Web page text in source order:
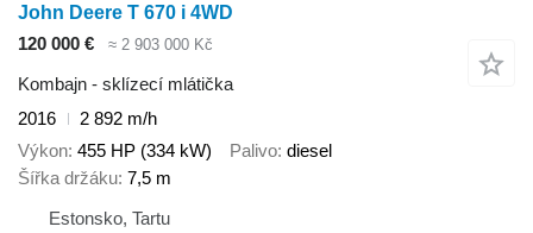
John Deere T 670 i 4WD
120 000 €
≈ 2 903 000 Kč
Kombajn - sklízecí mlátička
2016
2 892 m/h
Výkon 455 HP (334 kW) Palivo diesel
Šířka držáku 7,5 m
Estonsko, Tartu